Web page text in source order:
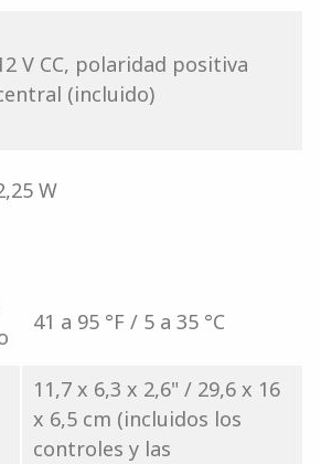
V CC, polaridad positiva
(incluido)
W
41 a 95 °F / 5 a 35 °C
11,7 x 6,3 x 2,6" / 29,6 x 16
x 6,5 cm (incluidos los
controles y las